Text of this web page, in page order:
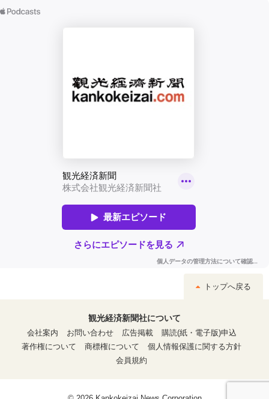
トップへ戻る
観光経済新聞社について
会社案内
お問い合わせ 広告掲載
購読(紙・電子版)申込
著作権について
商標権について
個人情報保護に関する方針
会員規約